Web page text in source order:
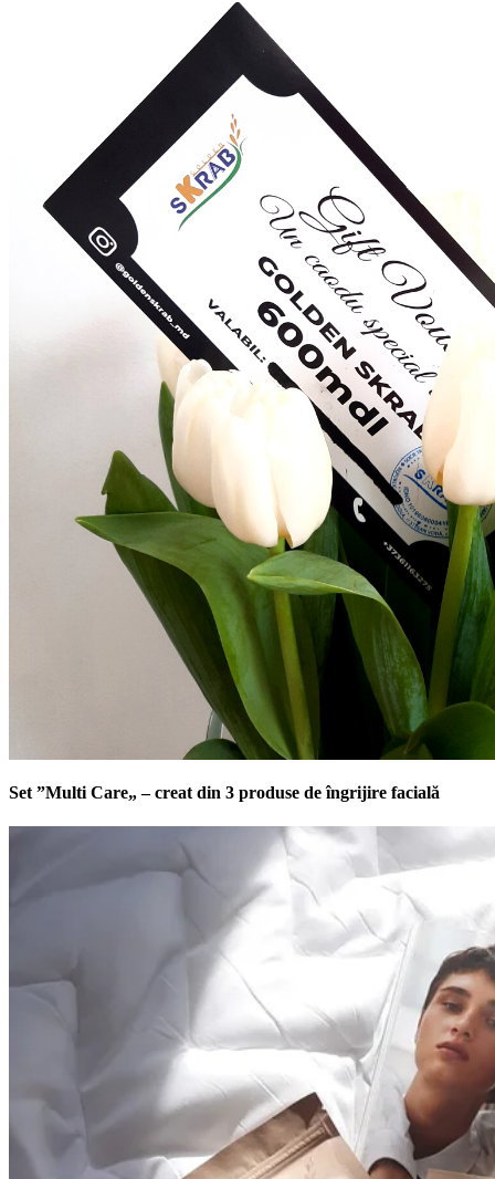
Set ”Multi Care„ – creat din 3 produse de îngrijire facială